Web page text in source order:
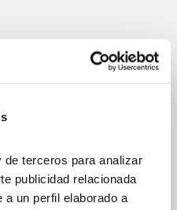
terceros para analizar
publicidad relacionada
un perfil elaborado a